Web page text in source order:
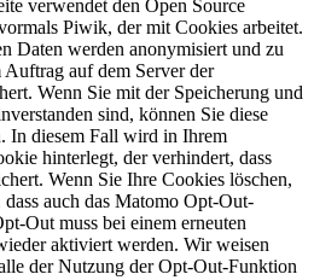
verwendet den Open Source
Piwik, der mit Cookies arbeitet.
Daten werden anonymisiert und zu
auf dem Server der
Wenn Sie mit der Speicherung und
sind, können Sie diese
In diesem Fall wird in Ihrem
hinterlegt, der verhindert, dass
Wenn Sie Ihre Cookies löschen,
auch das Matomo Opt-Out-
Out muss bei einem erneuten
aktiviert werden. Wir weisen
der Nutzung der Opt-Out-Funktion